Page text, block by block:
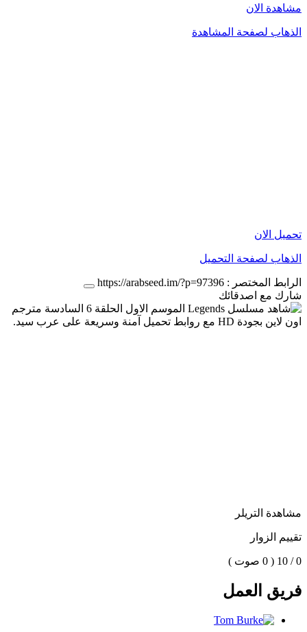
مشاهدة الان
الذهاب لصفحة المشاهدة
تحميل الان
الذهاب لصفحة التحميل
الرابط المختصر : https://arabseed.im/?p=97396
شارك مع اصدقائك
مشاهدة التريلر
تقييم الزوار
0 / 10 ( 0 صوت )
فريق العمل